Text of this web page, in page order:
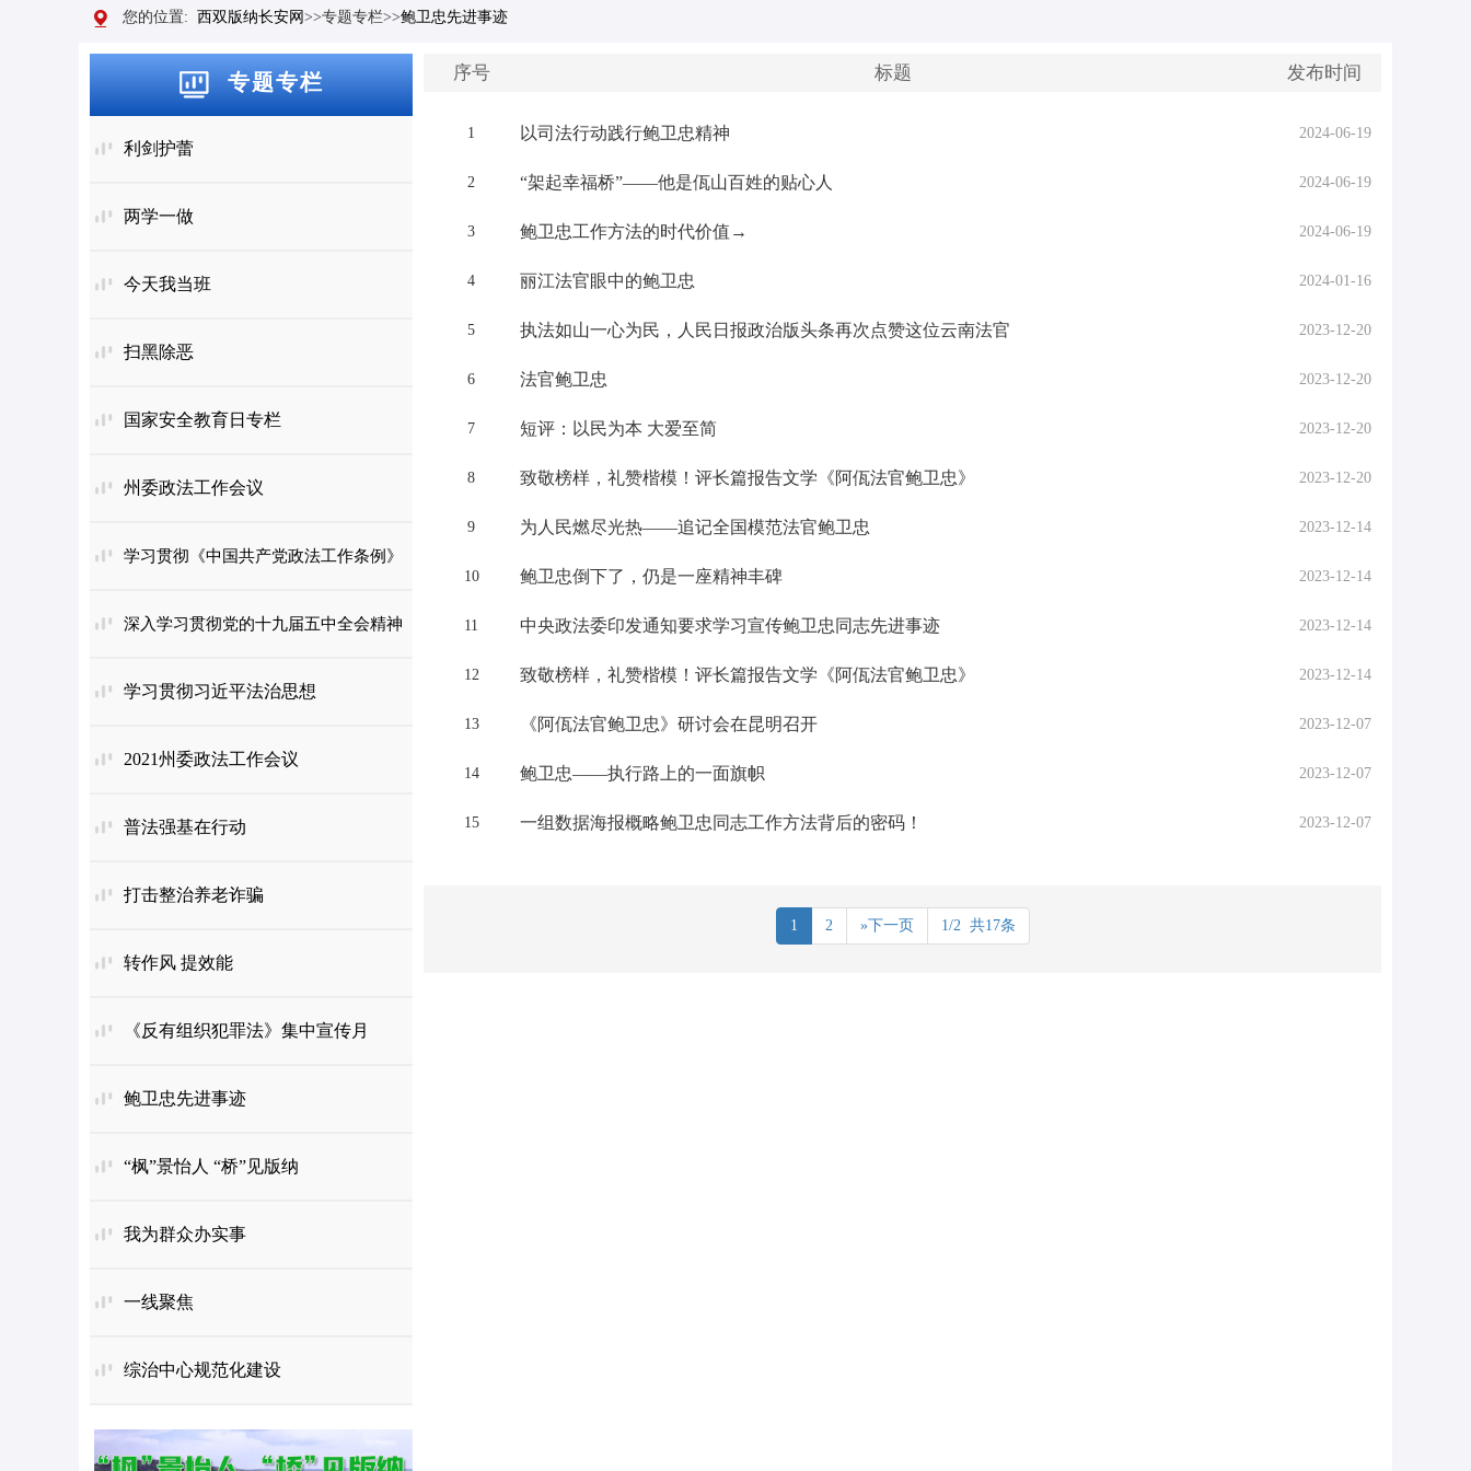
2025年度云南“最美政法干警”人选公示
专题专栏
利剑护蕾
两学一做
今天我当班
扫黑除恶
国家安全教育日专栏
州委政法工作会议
学习贯彻《中国共产党政法工作条例》
深入学习贯彻党的十九届五中全会精神
学习贯彻习近平法治思想
2021州委政法工作会议
普法强基在行动
打击整治养老诈骗
转作风 提效能
《反有组织犯罪法》集中宣传月
鲍卫忠先进事迹
“枫”景怡人 “桥”见版纳
我为群众办实事
一线聚焦
综治中心规范化建设
您的位置: 西双版纳长安网 >>专题专栏>>鲍卫忠先进事迹
序号 标题 发布时间
1 2024-06-19
以司法行动践行鲍卫忠精神
2 2024-06-19
“架起幸福桥”——他是佤山百姓的贴心人
3 2024-06-19
鲍卫忠工作方法的时代价值→
4 2024-01-16
丽江法官眼中的鲍卫忠
5 2023-12-20
执法如山一心为民，人民日报政治版头条再次点赞这位云南法官
6 2023-12-20
法官鲍卫忠
7 2023-12-20
短评：以民为本 大爱至简
8 2023-12-20
致敬榜样，礼赞楷模！评长篇报告文学《阿佤法官鲍卫忠》
9 2023-12-14
为人民燃尽光热——追记全国模范法官鲍卫忠
10 2023-12-14
鲍卫忠倒下了，仍是一座精神丰碑
11 2023-12-14
中央政法委印发通知要求学习宣传鲍卫忠同志先进事迹
12 2023-12-14
致敬榜样，礼赞楷模！评长篇报告文学《阿佤法官鲍卫忠》
13 2023-12-07
《阿佤法官鲍卫忠》研讨会在昆明召开
14 2023-12-07
鲍卫忠——执行路上的一面旗帜
15 2023-12-07
一组数据海报概略鲍卫忠同志工作方法背后的密码！
1 2 »下一页 1/2 共17条